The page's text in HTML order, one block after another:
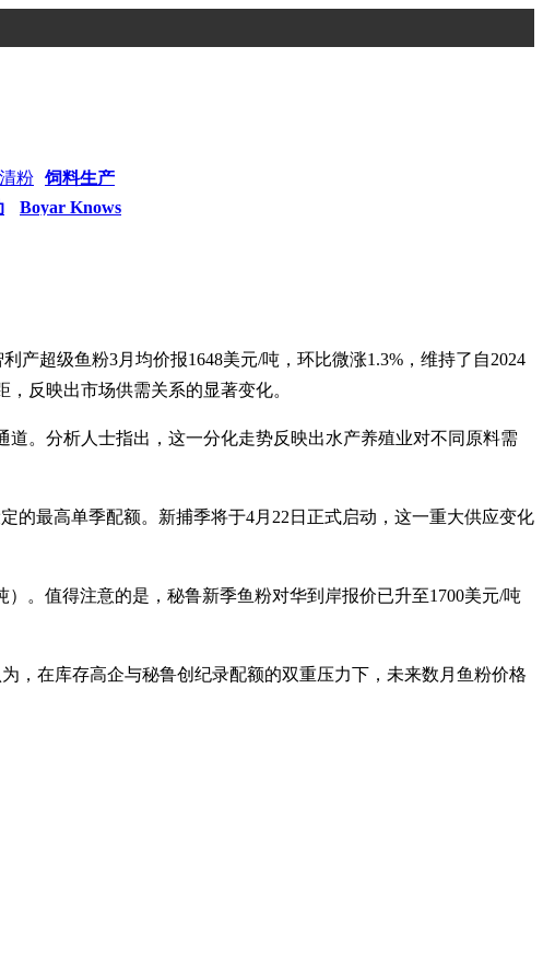
粉 饲料生产
Boyar Knows
产超级鱼粉3月均价报1648美元/吨，环比微涨1.3%，维持了自2024
反映出市场供需关系的显著变化。
。分析人士指出，这一分化走势反映出水产养殖业对不同原料需
的最高单季配额。新捕季将于4月22日正式启动，这一重大供应变化
。值得注意的是，秘鲁新季鱼粉对华到岸报价已升至1700美元/吨
，在库存高企与秘鲁创纪录配额的双重压力下，未来数月鱼粉价格